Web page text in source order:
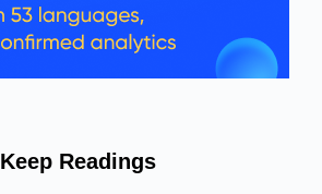
Keep Readings